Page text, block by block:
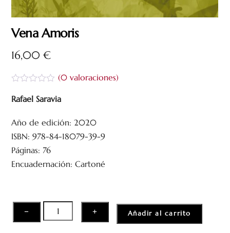
Vena Amoris
16,00€
a
r
d
o
c
o
5
(0valoraciones)
Rafael Saravia
Año de edición: 2020
ISBN: 978-84-18079-39-9
Páginas: 76
Encuadernación: Cartoné
−
Vena
Amoris
+ Añadir al carrito